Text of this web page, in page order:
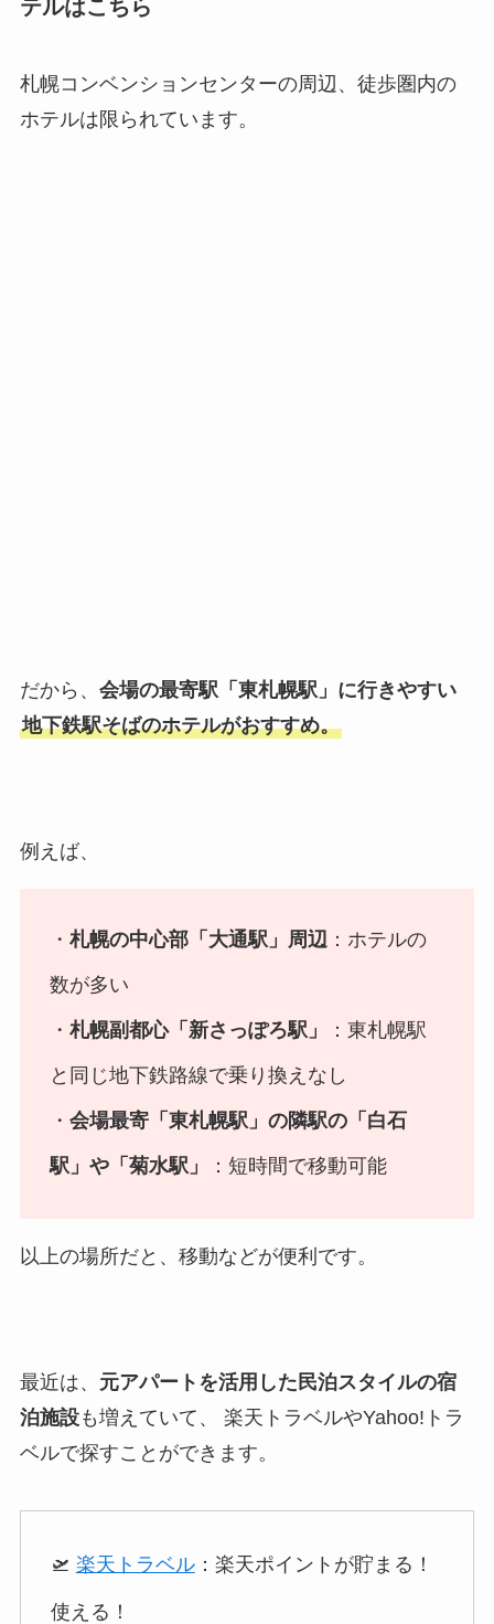
テルはこちら
札幌コンベンションセンターの周辺、徒歩圏内の
ホテルは限られています。
だから、 会場の最寄駅「東札幌駅」に行きやすい
地下鉄駅そばのホテルがおすすめ。
例えば、
・ 札幌の中心部「大通駅」周辺：ホテルの
数が多い
・ 札幌副都心「新さっぽろ駅」 ：東札幌駅
と同じ地下鉄路線で乗り換えなし
・ 会場最寄「東札幌駅」の隣駅の「白石
駅」や「菊水駅」 ：短時間で移動可能
以上の場所だと、移動などが便利です。
最近は、 元アパートを活用した民泊スタイルの宿
泊施設も増えていて、 楽天トラベルやYahoo!トラ
ベルで探すことができます。
🛫 楽天トラベル：楽天ポイントが貯まる！
使える！